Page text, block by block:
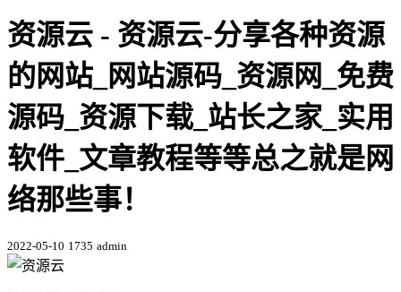
资源云 - 资源云-分享各种资源
的网站_网站源码_资源网_免费
源码_资源下载_站长之家_实用
软件_文章教程等等总之就是网
络那些事！
2022-05-10 1735 admin